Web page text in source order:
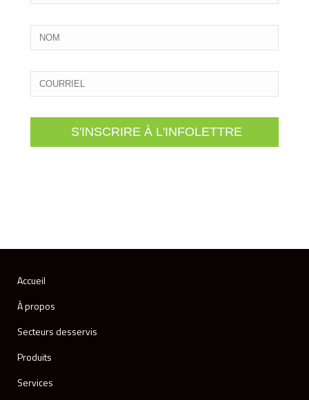
S'INSCRIRE À L'INFOLETTRE
Accueil
À propos
Secteurs desservis
Produits
Services